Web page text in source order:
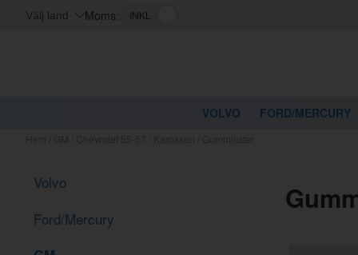
Välj land Moms:
VOLVO FORD/MERCURY
Volvo
Ford/Mercury